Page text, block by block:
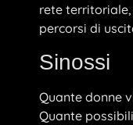
rete
percorsi di
Sinossi
Quante donne
Quante